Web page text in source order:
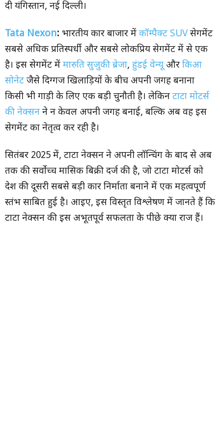
दी यंगिस्तान, नई दिल्ली।
Tata Nexon: भारतीय कार बाजार में कॉम्पैक्ट SUVसेगमेंट
सबसे अधिक प्रतिस्पर्धी और सबसे लोकप्रिय सेगमेंट में से एक
है। इस सेगमेंट में मारुति सुजुकी ब्रेजा, हुंडई वेन्यूऔर किआ
सोनेट जैसे दिग्गज खिलाड़ियों के बीच अपनी जगह बनाना
किसी भी गाड़ी के लिए एक बड़ी चुनौती है। लेकिन टाटा मोटर्स
की नेक्सन ने न केवल अपनी जगह बनाई, बल्कि अब वह इस
सेगमेंट का नेतृत्व कर रही है।
सितंबर 2025 में, टाटा नेक्सन ने अपनी लॉन्चिंग के बाद से अब
तक की सर्वोच्च मासिक बिक्री दर्ज की है, जो टाटा मोटर्स को
देश की दूसरी सबसे बड़ी कार निर्माता बनाने में एक महत्वपूर्ण
स्तंभ साबित हुई है। आइए, इस विस्तृत विश्लेषण में जानते हैं कि
टाटा नेक्सन की इस अभूतपूर्व सफलता के पीछे क्या राज हैं।